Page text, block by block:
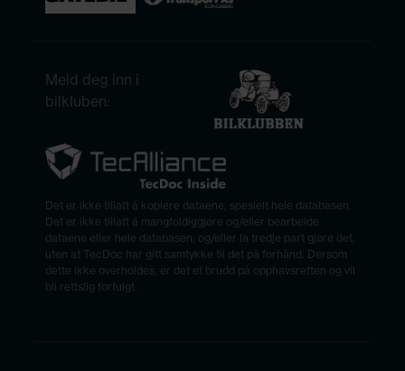
Meld deg inn i
bilkluben:
Det er ikke tillatt å kopiere dataene, spesielt hele databasen.
Det er ikke tillatt å mangfoldiggjøre og/eller bearbeide
dataene eller hele databasen, og/eller la tredje part gjøre det,
uten at TecDoc har gitt samtykke til det på forhånd. Dersom
dette ikke overholdes, er det et brudd på opphavsretten og vil
bli rettslig forfulgt.